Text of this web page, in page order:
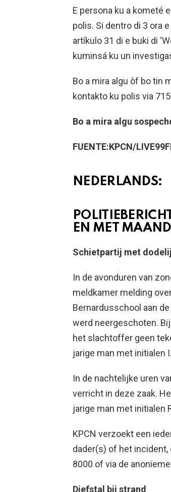
E persona ku a kometé
polis. Si dentro di 3 ora
artíkulo 31 di e buki di
kuminsá ku un
Bo a mira algu òf bo tin
kontakto ku polis via
Bo a mira algu
FUENTE:KPCN/
NEDERLANDS:
EN MET
Schietpartij met
In de avonduren van
meldkamer melding
Bernardusschool aan
werd neergeschoten.
het slachtoffer geen
jarige man met initialen
In de nachtelijke uren
verricht in deze zaak.
jarige man met initialen
KPCN verzoekt een
dader(s) of het
8000 of via de
Diefstal bij strand